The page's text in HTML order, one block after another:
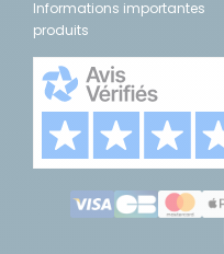
Informations importantes
produits